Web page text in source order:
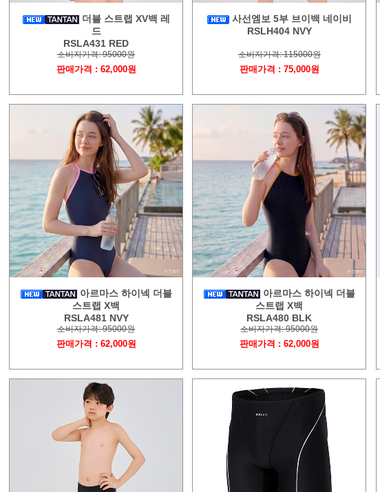
더블 스트랩 XV백 레
드
RSLA431 RED
소비자가격: 95000원
판매가격 : 62,000원
사선엠보 5부 브이백 네이비
RSLH404 NVY
소비자가격: 115000원
판매가격 : 75,000원
아르마스 하이넥 더블
스트랩 X백
RSLA481 NVY
소비자가격: 95000원
판매가격 : 62,000원
아르마스 하이넥 더블
스트랩 X백
RSLA480 BLK
소비자가격: 95000원
판매가격 : 62,000원